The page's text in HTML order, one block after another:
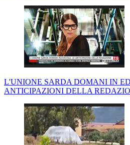
L'UNIONE SARDA DOMANI IN
ANTICIPAZIONI DELLA